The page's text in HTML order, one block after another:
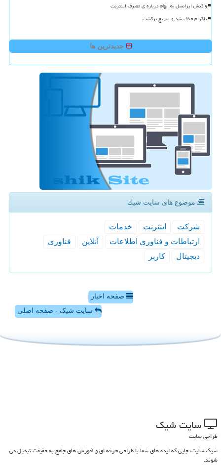
واکنش ایرانسل به ابهام درباره ی مصرف اینترنت
تلگرام حذف شد و سریع برگشت
جدیدترین ها
موضوع های سایت شیك
شركت اینترنت
خدمات
ارتباطات و فناوری اطلاعات
آنلاین
فناوری
دیجیتال
كاربر
صفحه اخبار
سایت شیک - صفحه اصلی
سایت شیك
طراحی سایت
شیک سایت، جایی که ایده های شما با طراحی حرفه ای و آموزش های جامع به حقیقت تبدیل می
شوند.